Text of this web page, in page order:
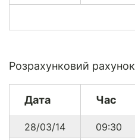
Розрахунковий рахунок
Дата Час
28/03/14 09:30